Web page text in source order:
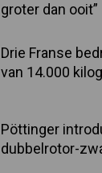
groter dan ooit”
Drie Franse
van 14.000
Pöttinger
dubbelrotor-